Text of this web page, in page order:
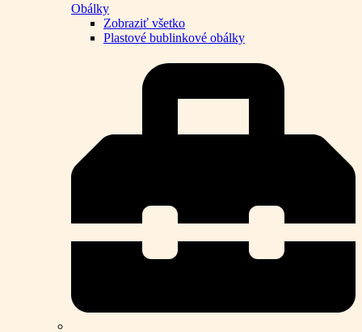
Obálky
Zobraziť všetko
Plastové bublinkové obálky